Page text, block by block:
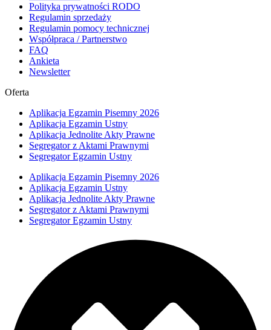
Polityka prywatności RODO
Regulamin sprzedaży
Regulamin pomocy technicznej
Współpraca / Partnerstwo
FAQ
Ankieta
Newsletter
Oferta
Aplikacja Egzamin Pisemny 2026
Aplikacja Egzamin Ustny
Aplikacja Jednolite Akty Prawne
Segregator z Aktami Prawnymi
Segregator Egzamin Ustny
Aplikacja Egzamin Pisemny 2026
Aplikacja Egzamin Ustny
Aplikacja Jednolite Akty Prawne
Segregator z Aktami Prawnymi
Segregator Egzamin Ustny